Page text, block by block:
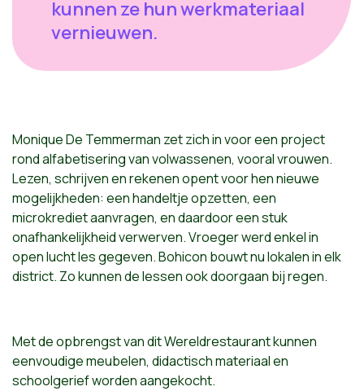
kunnen ze hun werkmateriaal
vernieuwen.
Monique De Temmerman zet zich in voor een project
rond alfabetisering van volwassenen, vooral vrouwen.
Lezen, schrijven en rekenen opent voor hen nieuwe
mogelijkheden: een handeltje opzetten, een
microkrediet aanvragen, en daardoor een stuk
onafhankelijkheid verwerven. Vroeger werd enkel in
open lucht les gegeven. Bohicon bouwt nu lokalen in elk
district. Zo kunnen de lessen ook doorgaan bij regen.
Met de opbrengst van dit Wereldrestaurant kunnen
eenvoudige meubelen, didactisch materiaal en
schoolgerief worden aangekocht.